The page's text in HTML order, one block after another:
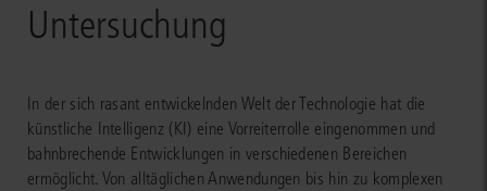
Untersuchung
In der sich rasant entwickelnden Welt der Technologie hat die
künstliche Intelligenz (KI) eine Vorreiterrolle eingenommen und
bahnbrechende Entwicklungen in verschiedenen Bereichen
ermöglicht. Von alltäglichen Anwendungen bis hin zu komplexen